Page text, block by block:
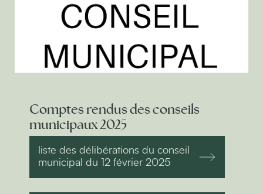
Comptes rendus des conseils
municipaux 2025
liste des délibérations du conseil
municipal du 12 février 2025